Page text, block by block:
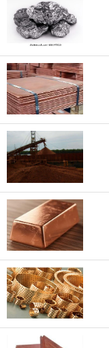
成技术、高
心技术等多
用人形机器
美国总统特
所做的工作“
他与赫格塞
言”，他对赫
纽约期银突
据报道，威
稳定的三大